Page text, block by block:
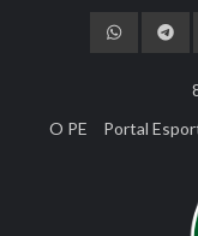
O PE
Portal